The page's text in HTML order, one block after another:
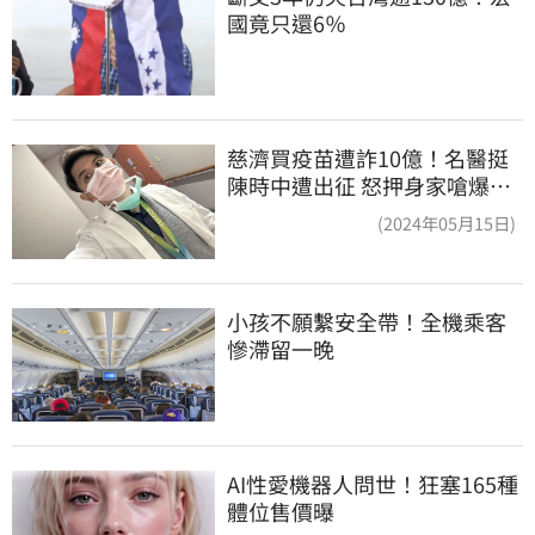
國竟只還6％
慈濟買疫苗遭詐10億！名醫挺
陳時中遭出征 怒押身家嗆爆藍
(2024年05月15日)
小孩不願繫安全帶！全機乘客
慘滯留一晚
AI性愛機器人問世！狂塞165種
體位售價曝